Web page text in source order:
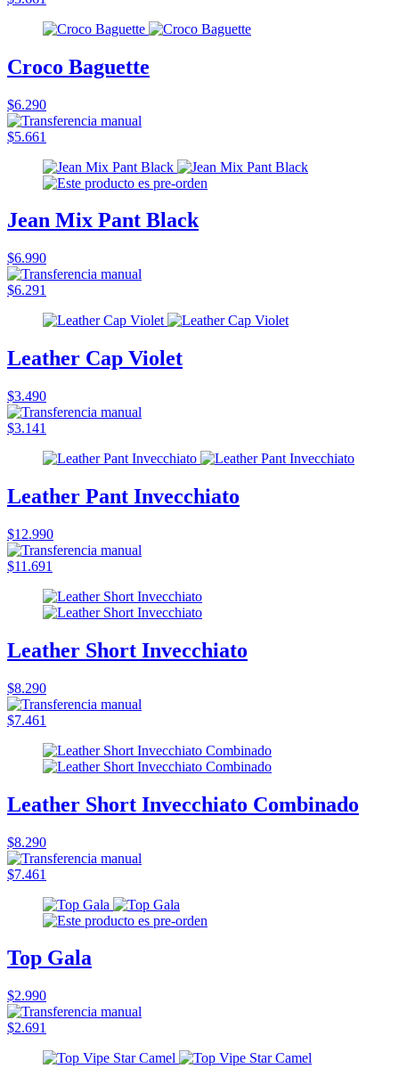
Croco Baguette
$6.290
$5.661
Jean Mix Pant Black
$6.990
$6.291
Leather Cap Violet
$3.490
$3.141
Leather Pant Invecchiato
$12.990
$11.691
Leather Short Invecchiato
$8.290
$7.461
Leather Short Invecchiato Combinado
$8.290
$7.461
Top Gala
$2.990
$2.691